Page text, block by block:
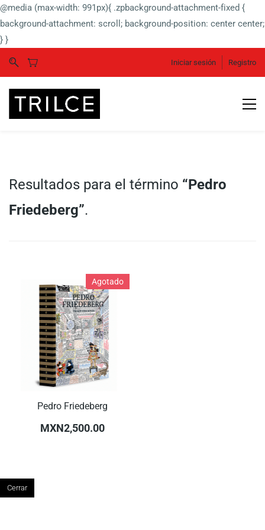
@media (max-width: 991px){ .zpbackground-attachment-fixed {
background-attachment: scroll; background-position: center center;
} }
Iniciar sesión Registro
Resultados para el término “Pedro
Friedeberg”.
Agotado
Pedro Friedeberg
MXN2,500.00
Cerrar